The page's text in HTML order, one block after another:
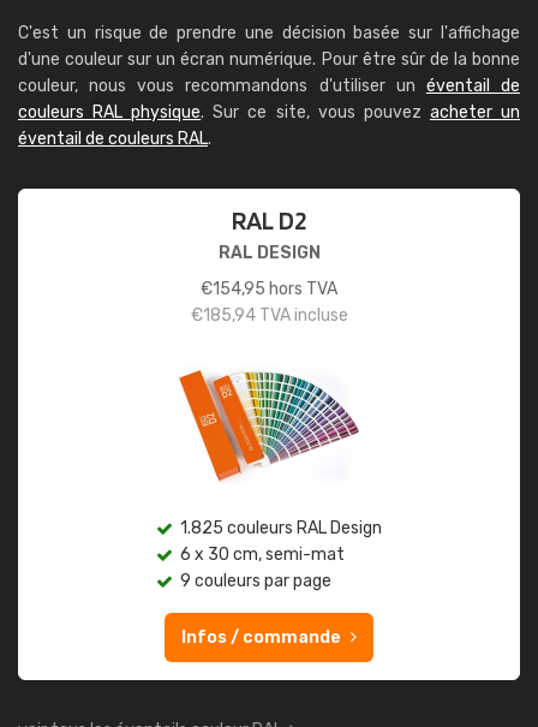
C'est un risque de prendre une décision basée sur l'affichage
d'une couleur sur un écran numérique. Pour être sûr de la bonne
couleur, nous vous recommandons d'utiliser un éventail de
couleurs RAL physique. Sur ce site, vous pouvez acheter un
éventail de couleurs RAL.
RAL D2
RAL DESIGN
€154,95 hors TVA
€185,94TVA incluse
1.825 couleurs RAL Design
6 x 30 cm, semi-mat
9 couleurs par page
Infos / commande